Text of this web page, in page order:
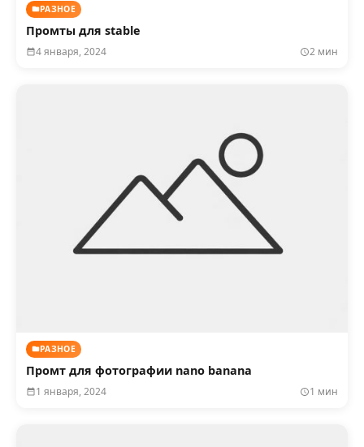
РАЗНОЕ
Промты для stable
4 января, 2024 2 мин
РАЗНОЕ
Промт для фотографии nano banana
1 января, 2024 1 мин